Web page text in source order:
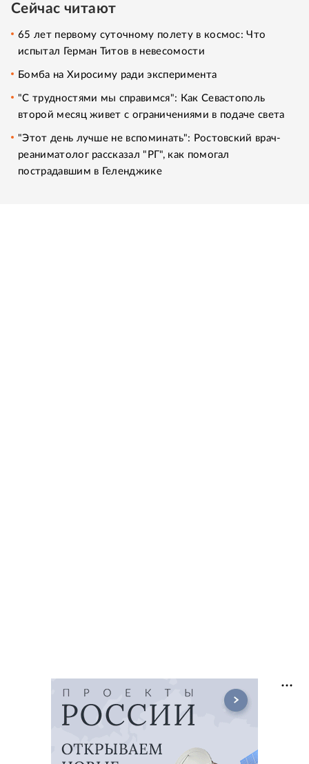
Сейчас читают
65 лет первому суточному полету в космос: Что
испытал Герман Титов в невесомости
Бомба на Хиросиму ради эксперимента
"С трудностями мы справимся": Как Севастополь
второй месяц живет с ограничениями в подаче света
"Этот день лучше не вспоминать": Ростовский врач-
реаниматолог рассказал "РГ", как помогал
пострадавшим в Геленджике